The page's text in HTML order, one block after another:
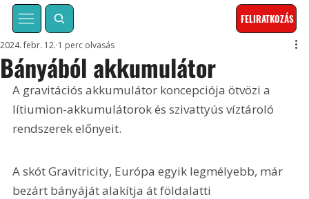
FELIRATKOZÁS
Bányából akkumulátor
2024. febr. 12. 1 perc olvasás
A gravitációs akkumulátor koncepciója ötvözi a
lítiumion-akkumulátorok és szivattyús víztároló
rendszerek előnyeit.
A skót Gravitricity, Európa egyik legmélyebb, már
bezárt bányáját alakítja át földalatti